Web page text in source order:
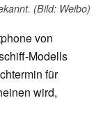
(Bild: Weibo)
von
Modells
für
wird,